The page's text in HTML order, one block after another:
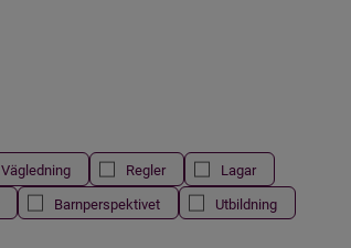
Vägledning Regler
Lagar
Barnperspektivet
Utbildning